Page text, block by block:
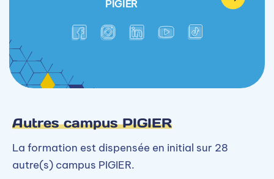
PIGIER
Autres campus PIGIER
La formation est dispensée en initial sur 28
autre(s) campus PIGIER.